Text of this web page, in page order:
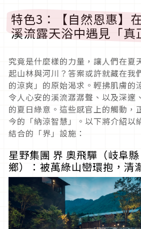
特色3：【自然恩惠】
溪流露天浴中遇見「真
究竟是什麼樣的力量，讓人們在夏
起山林與河川？答案或許就藏在我
的涼爽」的原始渴求。輕拂肌膚的
令人心安的溪流潺潺聲、以及深邃
的夏日綠意。這些感官上的觸動，
今的「納涼智慧」。以下將介紹以
結合的「界」設施：
星野集團 界 奧飛驒（岐阜
鄉）：被萬綠山巒環抱，清